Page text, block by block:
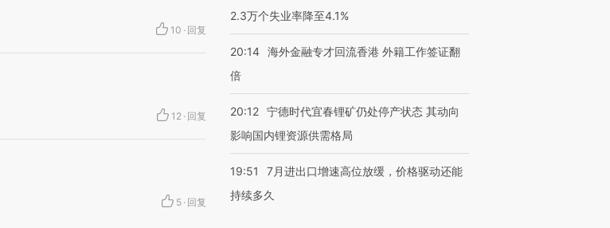
10 · 回复
12 · 回复
5 · 回复
2.3万个失业率降至4.1%
20:14 海外金融专才回流香港 外籍工作签证翻
倍
20:12 宁德时代宜春锂矿仍处停产状态 其动向
影响国内锂资源供需格局
19:51
7月进出口增速高位放缓，价格驱动还能
持续多久